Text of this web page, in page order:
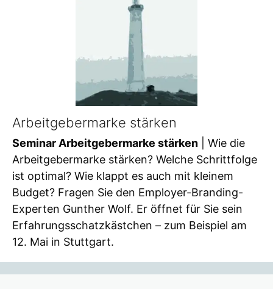
Arbeitgebermarke stärken
Seminar Arbeitgebermarke stärken | Wie die
Arbeitgebermarke stärken? Welche Schrittfolge
ist optimal? Wie klappt es auch mit kleinem
Budget? Fragen Sie den Employer-Branding-
Experten Gunther Wolf. Er öffnet für Sie sein
Erfahrungsschatzkästchen – zum Beispiel am
12. Mai in Stuttgart.